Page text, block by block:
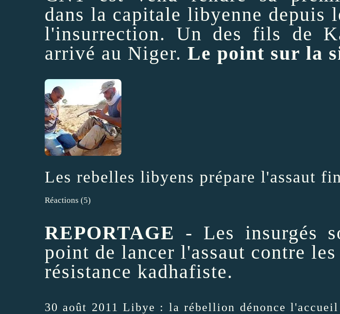
dans la capitale libyenne depuis
l'insurrection. Un des fils de
arrivé au Niger. Le point sur la
Les rebelles libyens prépare l'assaut
Réactions (5)
REPORTAGE - Les insurgés
point de lancer l'assaut contre les
résistance kadhafiste.
30 août 2011Libye : la rébellion dénonce l'accueil